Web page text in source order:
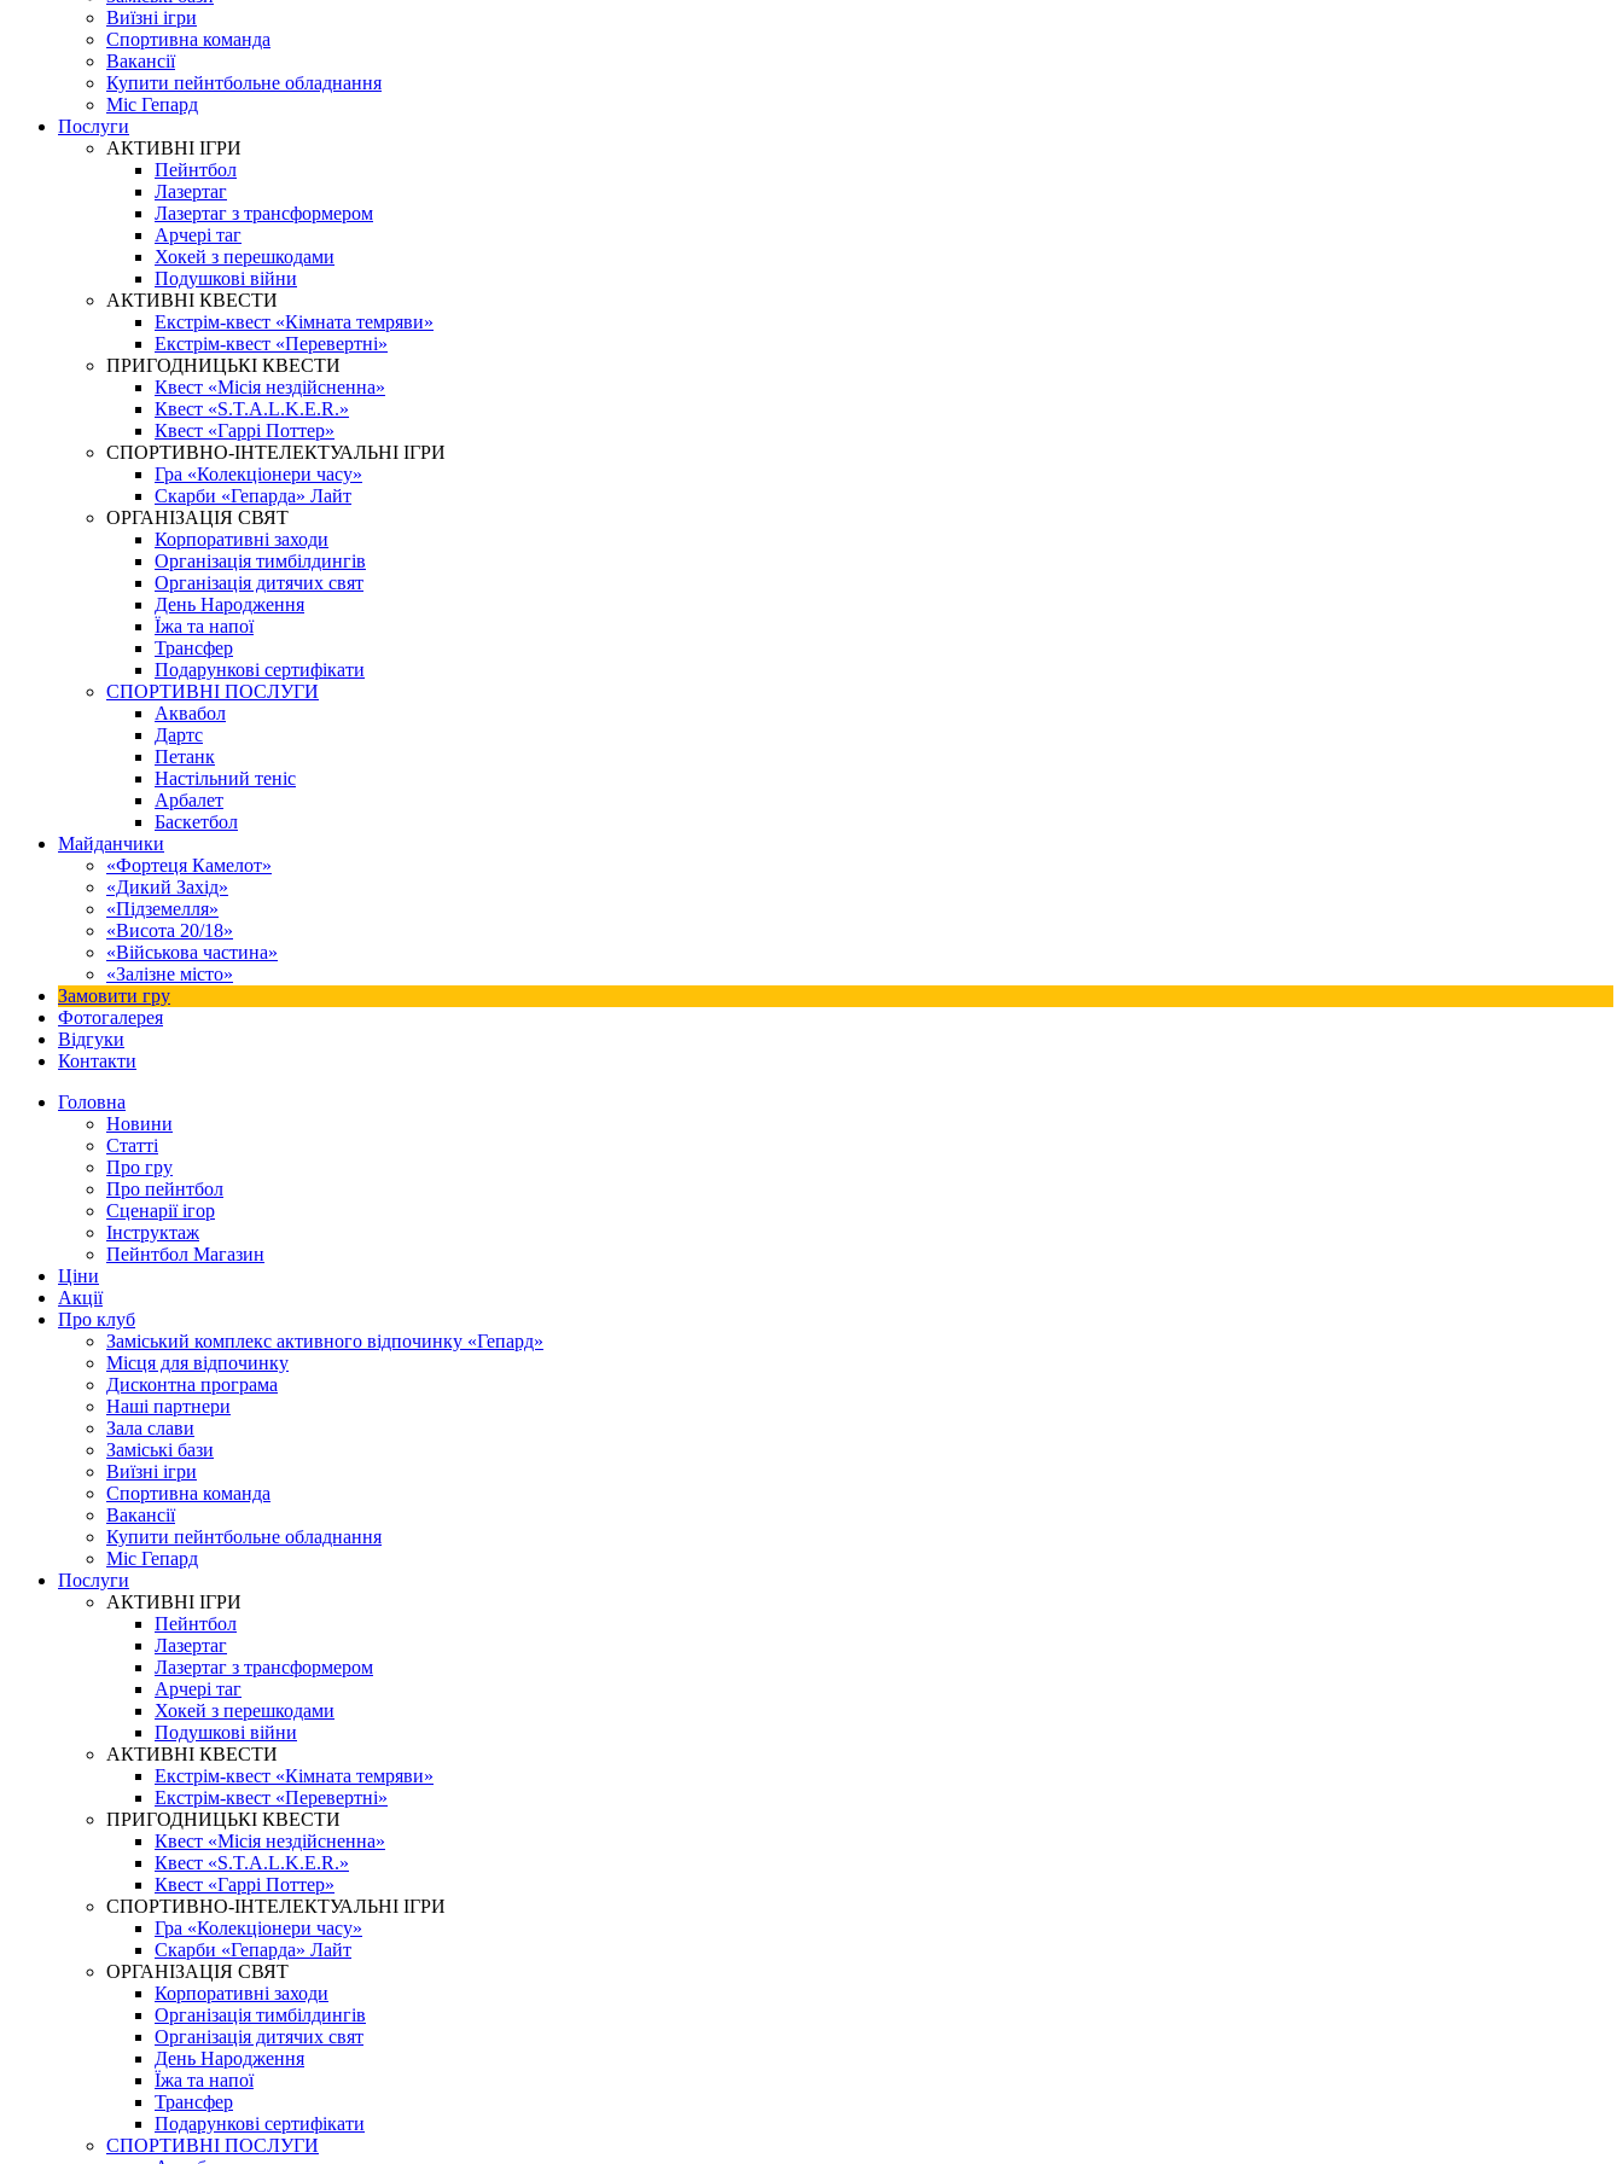
Виїзні ігри
Спортивна команда
Вакансії
Купити пейнтбольне обладнання
Міс Гепард
Послуги
АКТИВНІ ІГРИ
Пейнтбол
Лазертаг
Лазертаг з трансформером
Арчері таг
Хокей з перешкодами
Подушкові війни
АКТИВНІ КВЕСТИ
Екстрім-квест «Кімната темряви»
Екстрім-квест «Перевертні»
ПРИГОДНИЦЬКІ КВЕСТИ
Квест «Місія нездійсненна»
Квест «S.T.A.L.K.E.R.»
Квест «Гаррі Поттер»
СПОРТИВНО-ІНТЕЛЕКТУАЛЬНІ ІГРИ
Гра «Колекціонери часу»
Скарби «Гепарда» Лайт
ОРГАНІЗАЦІЯ СВЯТ
Корпоративні заходи
Організація тимбілдингів
Організація дитячих свят
День Народження
Їжа та напої
Трансфер
Подарункові сертифікати
СПОРТИВНІ ПОСЛУГИ
Аквабол
Дартс
Петанк
Настільний теніс
Арбалет
Баскетбол
Майданчики
«Фортеця Камелот»
«Дикий Захід»
«Підземелля»
«Висота 20/18»
«Військова частина»
«Залізне місто»
Замовити гру
Фотогалерея
Відгуки
Контакти
Головна
Новини
Статті
Про гру
Про пейнтбол
Сценарії ігор
Інструктаж
Пейнтбол Магазин
Ціни
Акції
Про клуб
Заміський комплекс активного відпочинку «Гепард»
Місця для відпочинку
Дисконтна програма
Наші партнери
Зала слави
Заміські бази
Виїзні ігри
Спортивна команда
Вакансії
Купити пейнтбольне обладнання
Міс Гепард
Послуги
АКТИВНІ ІГРИ
Пейнтбол
Лазертаг
Лазертаг з трансформером
Арчері таг
Хокей з перешкодами
Подушкові війни
АКТИВНІ КВЕСТИ
Екстрім-квест «Кімната темряви»
Екстрім-квест «Перевертні»
ПРИГОДНИЦЬКІ КВЕСТИ
Квест «Місія нездійсненна»
Квест «S.T.A.L.K.E.R.»
Квест «Гаррі Поттер»
СПОРТИВНО-ІНТЕЛЕКТУАЛЬНІ ІГРИ
Гра «Колекціонери часу»
Скарби «Гепарда» Лайт
ОРГАНІЗАЦІЯ СВЯТ
Корпоративні заходи
Організація тимбілдингів
Організація дитячих свят
День Народження
Їжа та напої
Трансфер
Подарункові сертифікати
СПОРТИВНІ ПОСЛУГИ